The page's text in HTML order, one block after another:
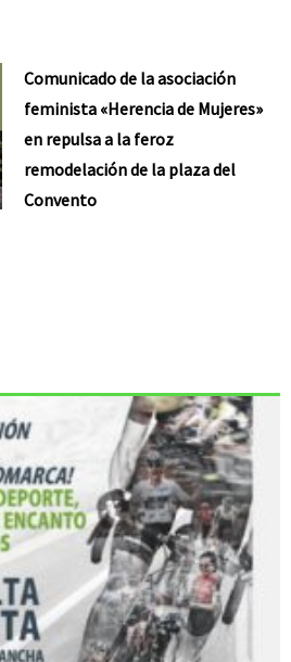
Comunicado de la asociación
feminista «Herencia de Mujeres»
en repulsa a la feroz
remodelación de la plaza del
Convento